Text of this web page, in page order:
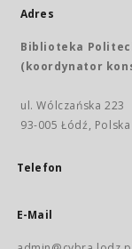
Adres
Biblioteka
(koordynator
ul. Wólczańska 223
93-005 Łódź, Polska
Telefon
E-Mail